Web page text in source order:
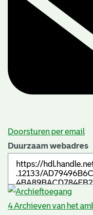
Doorsturen per email
Duurzaam webadres
4 Archieven van het